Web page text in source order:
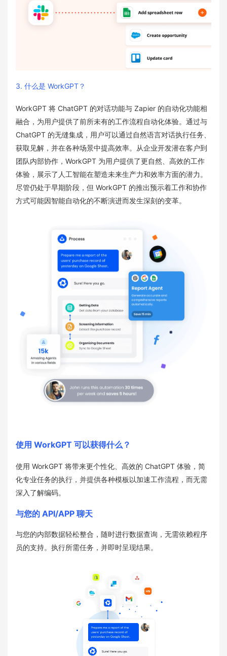
3. 什么是 WorkGPT？
WorkGPT 将 ChatGPT 的对话功能与 Zapier 的自动化功能相
融合，为用户提供了前所未有的工作流程自动化体验。通过与
ChatGPT 的无缝集成，用户可以通过自然语言对话执行任务、
获取见解，并在各种场景中提高效率。从企业开发潜在客户到
团队内部协作，WorkGPT 为用户提供了更自然、高效的工作
体验，展示了人工智能在塑造未来生产力和效率方面的潜力。
尽管仍处于早期阶段，但 WorkGPT 的推出预示着工作和协作
方式可能因智能自动化的不断演进而发生深刻的变革。
使用 WorkGPT 可以获得什么？
使用 WorkGPT 将带来更个性化、高效的 ChatGPT 体验，简
化专业任务的执行，并提供各种模板以加速工作流程，而无需
深入了解编码。
与您的 API/APP 聊天
与您的内部数据轻松整合，随时进行数据查询，无需依赖程序
员的支持。执行所需任务，并即时呈现结果。